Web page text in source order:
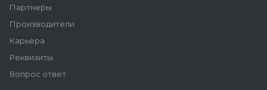
Партнеры
Производители
Карьера
Реквизиты
Вопрос ответ